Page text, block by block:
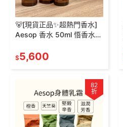
🐻[現貨正品✨超熱門香水]
Aesop 香水 50ml 悟香水
馥郁 喀斯特 格歐暮
$5,600
82
折